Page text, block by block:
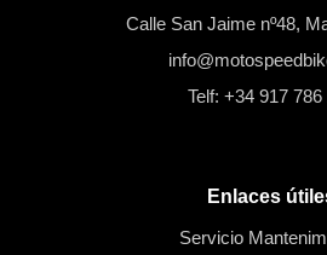
Calle San Jaime nº48,
Telf: +34 917 786
Enlaces
Servicio